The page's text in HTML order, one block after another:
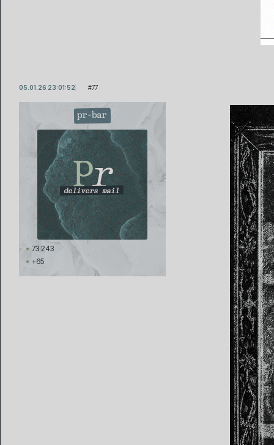
77
05.01.26 23:01:52
pr-bar
73 243
+65